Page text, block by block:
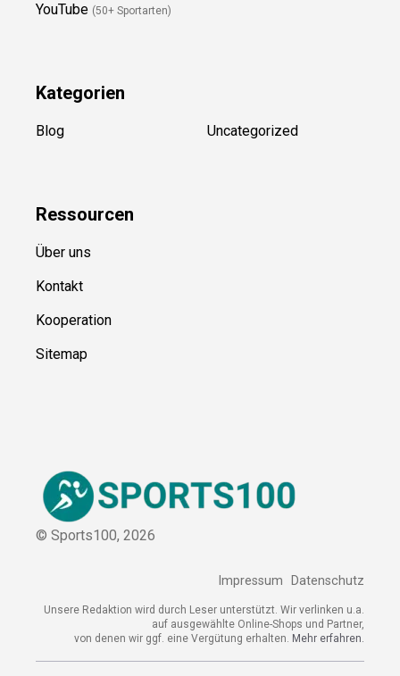
YouTube (50+ Sportarten)
Kategorien
Blog Uncategorized
Ressourcen
Über uns
Kontakt
Kooperation
Sitemap
© Sports100, 2026
Impressum Datenschutz
Unsere Redaktion wird durch Leser unterstützt. Wir verlinken u.a.
auf ausgewählte Online-Shops und Partner,
von denen wir ggf. eine Vergütung erhalten. Mehr erfahren.